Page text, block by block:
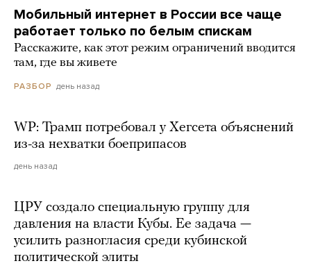
Мобильный интернет в России все чаще
работает только по белым спискам
Расскажите, как этот режим ограничений вводится
там, где вы живете
РАЗБОР день назад
WP: Трамп потребовал у Хегсета объяснений
из-за нехватки боеприпасов
день назад
ЦРУ создало специальную группу для
давления на власти Кубы. Ее задача —
усилить разногласия среди кубинской
политической элиты